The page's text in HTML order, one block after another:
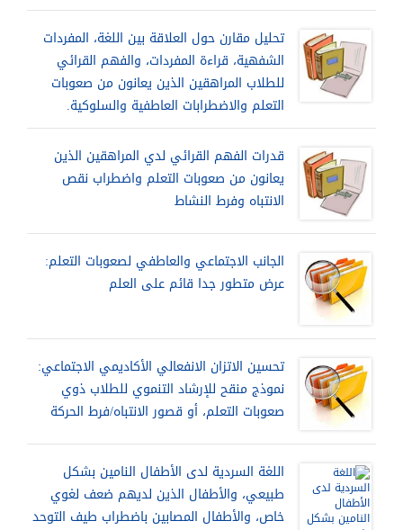
تحليل مقارن حول العلاقة بين اللغة، المفردات
الشفهية، قراءة المفردات، والفهم القرائي
للطلاب المراهقين الذين يعانون من صعوبات
التعلم والاضطرابات العاطفية والسلوكية.
قدرات الفهم القرائي لدي المراهقين الذين
يعانون من صعوبات التعلم واضطراب نقص
الانتباه وفرط النشاط
الجانب الاجتماعي والعاطفي لصعوبات التعلم:
عرض متطور جدا قائم على العلم
تحسين الاتزان الانفعالي الأكاديمي الاجتماعي:
نموذج منقح للإرشاد التنموي للطلاب ذوي
صعوبات التعلم، أو قصور الانتباه/فرط الحركة
اللغة السردية لدى الأطفال النامين بشكل
طبيعي، والأطفال الذين لديهم ضعف لغوي
خاص، والأطفال المصابين باضطراب طيف التوحد